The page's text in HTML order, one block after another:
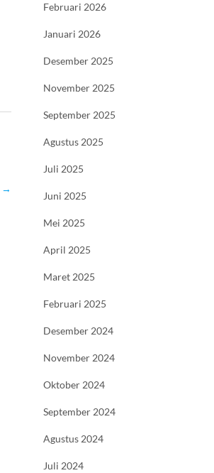
→
Februari 2026
Januari 2026
Desember 2025
November 2025
September 2025
Agustus 2025
Juli 2025
Juni 2025
Mei 2025
April 2025
Maret 2025
Februari 2025
Desember 2024
November 2024
Oktober 2024
September 2024
Agustus 2024
Juli 2024